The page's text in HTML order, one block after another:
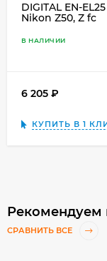
DIGITAL EN-
Nikon Z50, Z fc
В НАЛИЧИИ
6 205
КУПИТЬ В 1
Рекомендуем
СРАВНИТЬ ВСЕ